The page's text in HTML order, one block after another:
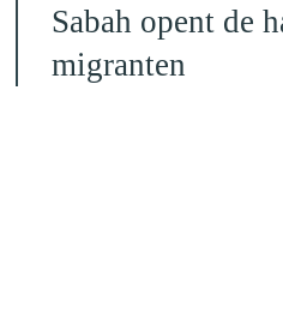
Sabah opent de
migranten